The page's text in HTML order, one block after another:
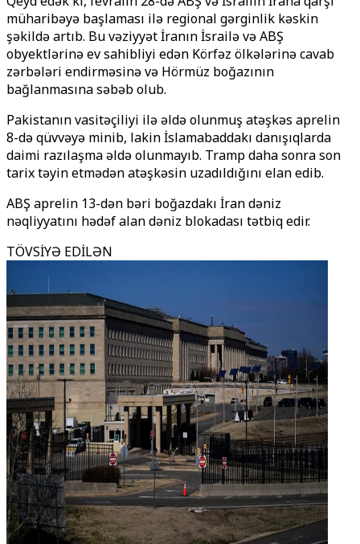
müharibəyə başlaması ilə regional gərginlik kəskin
şəkildə artıb. Bu vəziyyət İranın İsrailə və ABŞ
obyektlərinə ev sahibliyi edən Körfəz ölkələrinə cavab
zərbələri endirməsinə və Hörmüz boğazının
bağlanmasına səbəb olub.
Pakistanın vasitəçiliyi ilə əldə olunmuş atəşkəs aprelin
8-də qüvvəyə minib, lakin İslamabaddakı danışıqlarda
daimi razılaşma əldə olunmayıb. Tramp daha sonra son
tarix təyin etmədən atəşkəsin uzadıldığını elan edib.
ABŞ aprelin 13-dən bəri boğazdakı İran dəniz
nəqliyyatını hədəf alan dəniz blokadası tətbiq edir.
TÖVSİYƏ EDİLƏN